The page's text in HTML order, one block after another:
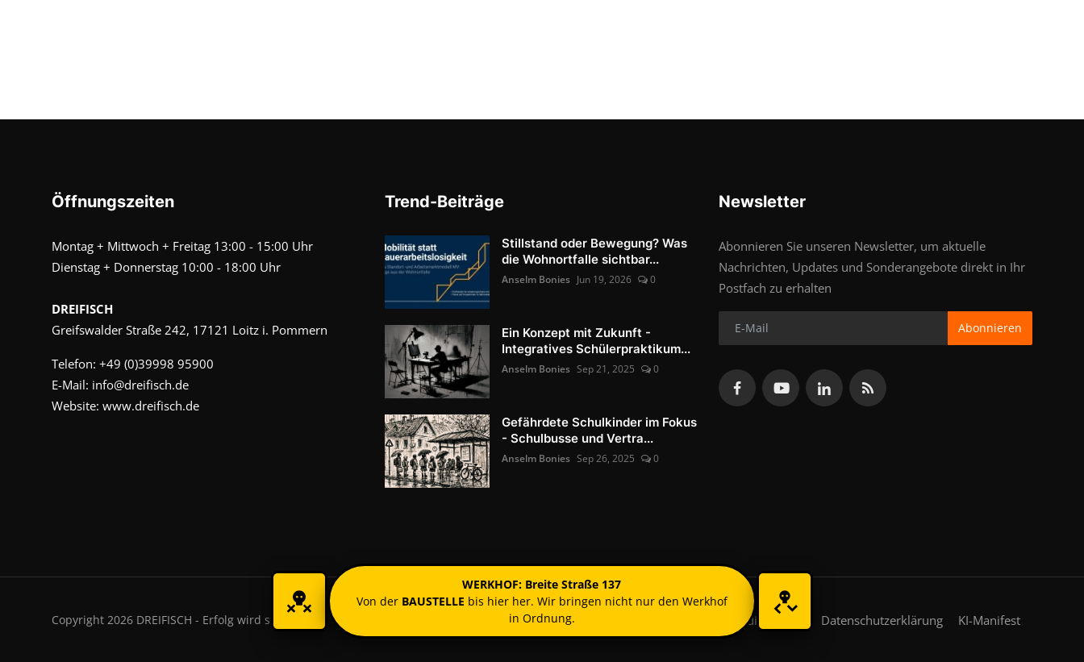
Öffnungszeiten
Montag + Mittwoch + Freitag 13:00 - 15:00 Uhr
Dienstag + Donnerstag 10:00 - 18:00 Uhr
DREIFISCH
Greifswalder Straße 242, 17121 Loitz i. Pommern
Telefon: +49 (0)39998 95900
E-Mail: info@dreifisch.de
Website: www.dreifisch.de
Trend-Beiträge
Stillstand oder Bewegung? Was
die Wohnortfalle sichtbar...
Anselm Bonies Jun 19, 2026 0
Ein Konzept mit Zukunft -
Integratives Schülerpraktikum...
Anselm Bonies Sep 21, 2025 0
Gefährdete Schulkinder im Fokus
- Schulbusse und Vertra...
Anselm Bonies Sep 26, 2025 0
Newsletter
Abonnieren Sie unseren Newsletter, um aktuelle
Nachrichten, Updates und Sonderangebote direkt in Ihr
Postfach zu erhalten
Abonnieren
Copyright 2026 DREIFISCH - Erfolg wird sichtbar. Nutzungsbedingungen Datenschutzerklärung KI-Manifest
WERKHOF: Breite Straße 137
Von der BAUSTELLE bis hier her. Wir bringen nicht nur den Werkhof
in Ordnung.